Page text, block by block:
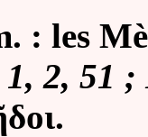
: les
2, 51